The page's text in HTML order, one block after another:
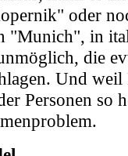
oder
"Munich", in
die
Und
Personen so